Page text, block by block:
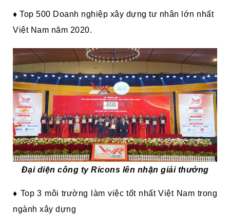
♦ Top 500 Doanh nghiệp xây dựng tư nhân lớn nhất
Việt Nam năm 2020.
Đại diện công ty Ricons lên nhận giải thưởng
♦ Top 3 môi trường làm việc tốt nhất Việt Nam trong
ngành xây dựng